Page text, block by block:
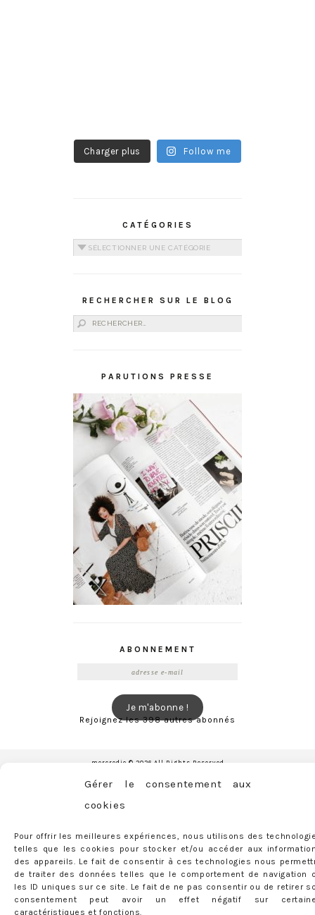
Gérer le consentement aux
cookies
Pour offrir les meilleures expériences, nous utilisons des
telles que les cookies pour stocker et/ou accéder aux
des appareils. Le fait de consentir à ces technologies nous
de traiter des données telles que le comportement de navigation
les ID uniques sur ce site. Le fait de ne pas consentir ou de retirer
consentement peut avoir un effet négatif sur
caractéristiques et fonctions.
Charger plus Follow me
CATÉGORIES
Catégories
RECHERCHER SUR LE BLOG
Rechercher :
PARUTIONS PRESSE
ABONNEMENT
Je m'abonne !
Rejoignez les 398 autres abonnés
mercredie © 2026 All Rights Reserved